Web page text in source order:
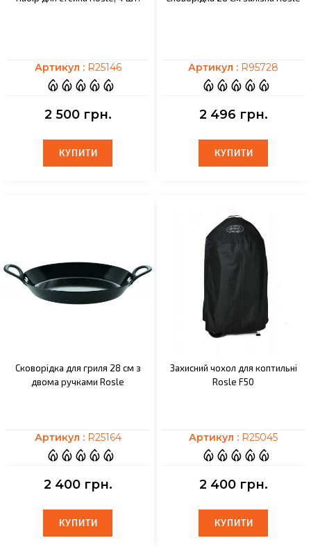
Артикул : R25146
2 500 грн.
КУПИТИ
КУПИТИ
Артикул : R95728
2 496 грн.
КУПИТИ
КУПИТИ
Сковорідка для гриля 28 см з
двома ручками Rosle
Артикул : R25164
2 400 грн.
КУПИТИ
КУПИТИ
Захисний чохол для коптильні
Rosle F50
Артикул : R25045
2 400 грн.
КУПИТИ
КУПИТИ